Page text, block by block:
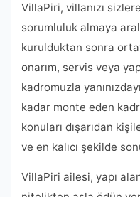
VillaPiri, villanızı
sorumluluk almaya
kurulduktan sonra
onarım, servis veya
kadromuzla
kadar monte eden
konuları dışarıdan
ve en kalıcı şekilde
VillaPiri ailesi, yapı